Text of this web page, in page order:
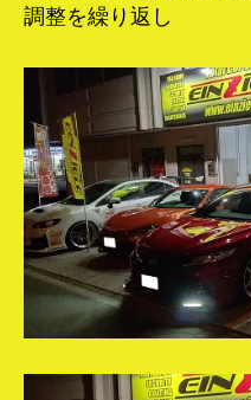
調整を繰り返し